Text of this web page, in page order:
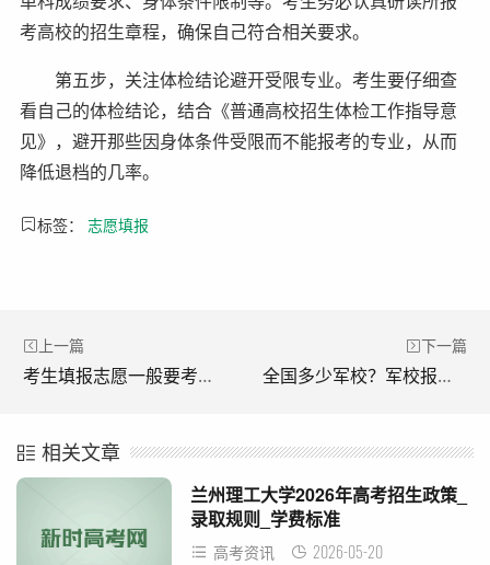
考高校的招生章程，确保自己符合相关要求。
第五步，关注体检结论避开受限专业。考生要仔细查
看自己的体检结论，结合《普通高校招生体检工作指导意
见》，避开那些因身体条件受限而不能报考的专业，从而
降低退档的几率。
标签： 志愿填报
上一篇
考生填报志愿一般要考虑哪些因素?
下一篇
全国多少军校？军校报考条件是什么？报考军校常见问题解答
相关文章
兰州理工大学2026年高考招生政策_
录取规则_学费标准
高考资讯 2026-05-20